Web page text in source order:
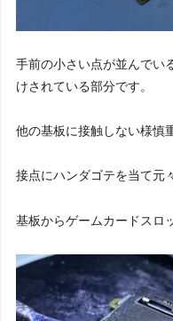
手前の小さい点が並んでい
けされている部分です。
他の基板に接触しない様慎
接点にハンダゴテを当て元
基板からゲームカードスロ